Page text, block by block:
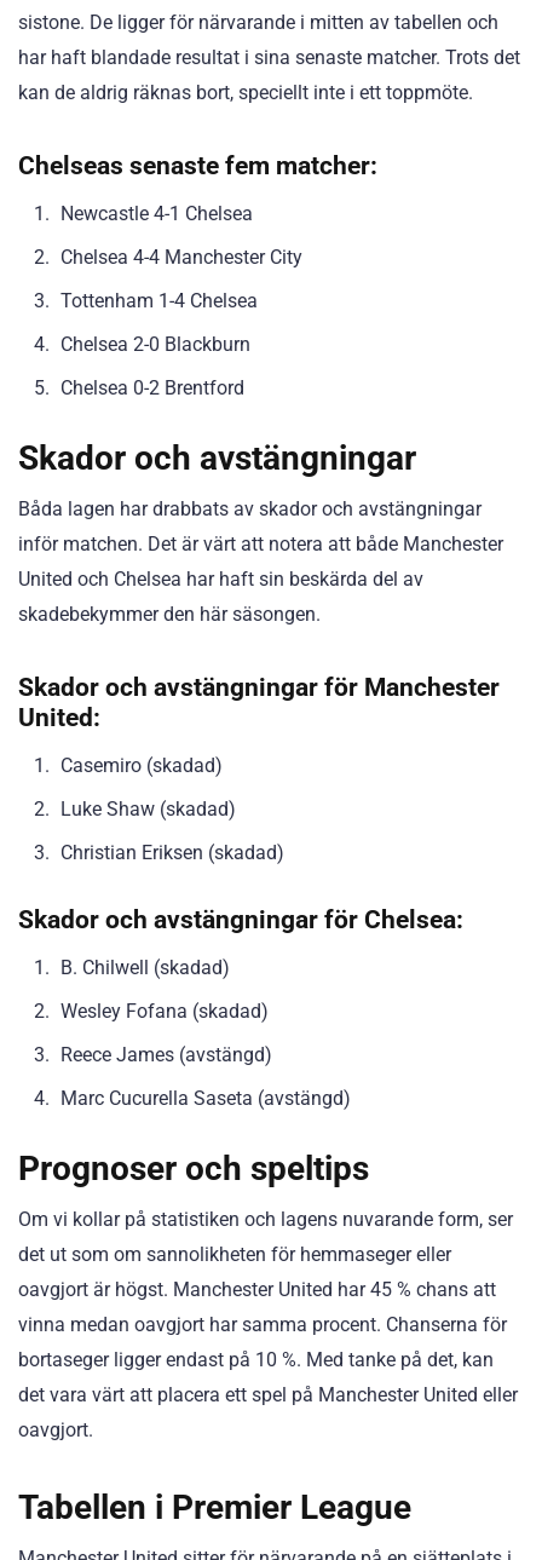
sistone. De ligger för närvarande i mitten av tabellen och
har haft blandade resultat i sina senaste matcher. Trots det
kan de aldrig räknas bort, speciellt inte i ett toppmöte.
Chelseas senaste fem matcher:
Newcastle 4-1 Chelsea
Chelsea 4-4 Manchester City
Tottenham 1-4 Chelsea
Chelsea 2-0 Blackburn
Chelsea 0-2 Brentford
Skador och avstängningar
Båda lagen har drabbats av skador och avstängningar
inför matchen. Det är värt att notera att både Manchester
United och Chelsea har haft sin beskärda del av
skadebekymmer den här säsongen.
Skador och avstängningar för Manchester
United:
Casemiro (skadad)
Luke Shaw (skadad)
Christian Eriksen (skadad)
Skador och avstängningar för Chelsea:
B. Chilwell (skadad)
Wesley Fofana (skadad)
Reece James (avstängd)
Marc Cucurella Saseta (avstängd)
Prognoser och speltips
Om vi kollar på statistiken och lagens nuvarande form, ser
det ut som om sannolikheten för hemmaseger eller
oavgjort är högst. Manchester United har 45 % chans att
vinna medan oavgjort har samma procent. Chanserna för
bortaseger ligger endast på 10 %. Med tanke på det, kan
det vara värt att placera ett spel på Manchester United eller
oavgjort.
Tabellen i Premier League